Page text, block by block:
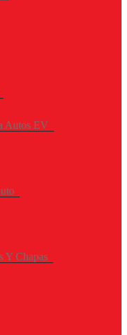
Autos EV
Y Chapas